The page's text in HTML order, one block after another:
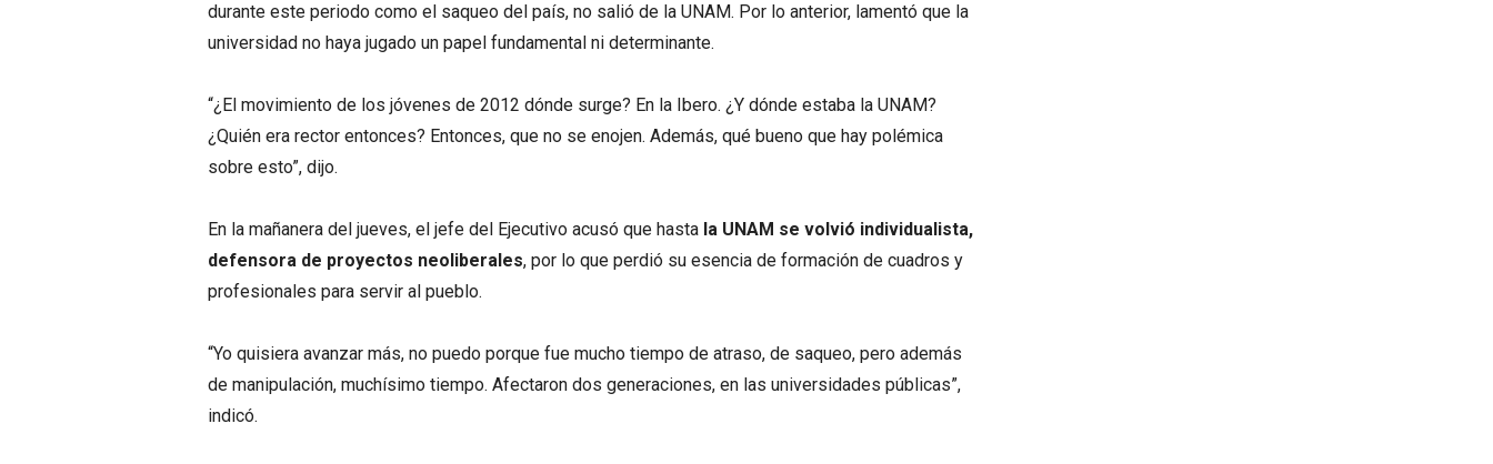
durante este periodo como el saqueo del país, no salió de la UNAM. Por lo anterior, lamentó que la
universidad no haya jugado un papel fundamental ni determinante.
“¿El movimiento de los jóvenes de 2012 dónde surge? En la Ibero. ¿Y dónde estaba la UNAM?
¿Quién era rector entonces? Entonces, que no se enojen. Además, qué bueno que hay polémica
sobre esto”, dijo.
En la mañanera del jueves, el jefe del Ejecutivo acusó que hasta la UNAM se volvió individualista,
defensora de proyectos neoliberales, por lo que perdió su esencia de formación de cuadros y
profesionales para servir al pueblo.
“Yo quisiera avanzar más, no puedo porque fue mucho tiempo de atraso, de saqueo, pero además
de manipulación, muchísimo tiempo. Afectaron dos generaciones, en las universidades públicas”,
indicó.